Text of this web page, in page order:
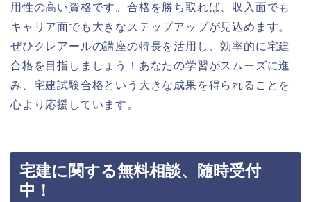
用性の高い資格です。合格を勝ち取れば、収入面でも
キャリア面でも大きなステップアップが見込めます。
ぜひクレアールの講座の特長を活用し、効率的に宅建
合格を目指しましょう！あなたの学習がスムーズに進
み、宅建試験合格という大きな成果を得られることを
心より応援しています。
宅建に関する無料相談、随時受付
中！